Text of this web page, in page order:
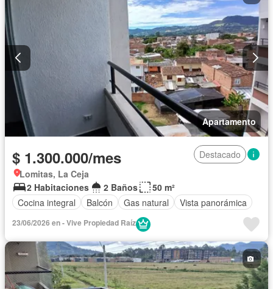
Apartamento
$ 1.300.000/mes
Destacado
Lomitas, La Ceja
2 Habitaciones
2 Baños
50 m²
Cocina integral
Balcón Gas natural Vista panorámica
23/06/2026 en - Vive Propiedad Raíz